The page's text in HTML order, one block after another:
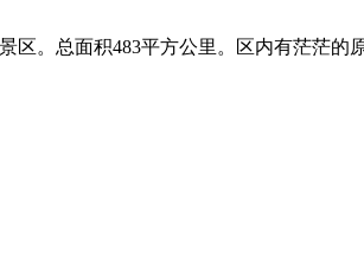
。总面积483平方公里。区内有茫茫的